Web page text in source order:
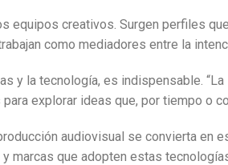
equipos creativos. Surgen perfiles
como mediadores entre la
y la tecnología, es indispensable.
explorar ideas que, por tiempo o
audiovisual se convierta en
marcas que adopten estas